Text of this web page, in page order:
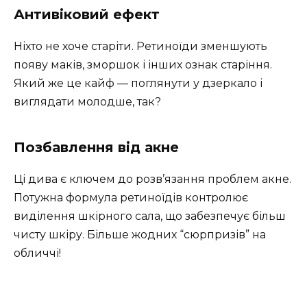
Антивіковий ефект
Ніхто не хоче старіти. Ретиноїди зменшують
появу маків, зморшок і інших ознак старіння.
Який же це кайф — поглянути у дзеркало і
виглядати молодше, так?
Позбавлення від акне
Ці дива є ключем до розв’язання проблем акне.
Потужна формула ретиноїдів контролює
виділення шкірного сала, що забезпечує більш
чисту шкіру. Більше жодних “сюрпризів” на
обличчі!